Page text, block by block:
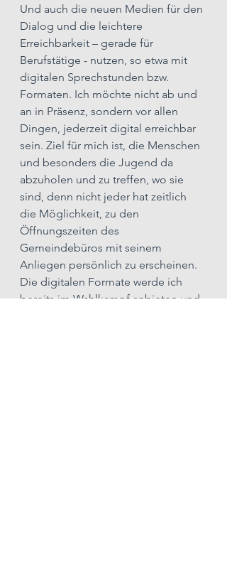
Und auch die neuen Medien für den
Dialog und die leichtere
Erreichbarkeit – gerade für
Berufstätige - nutzen, so etwa mit
digitalen Sprechstunden bzw.
Formaten. Ich möchte nicht ab und
an in Präsenz, sondern vor allen
Dingen, jederzeit digital erreichbar
sein. Ziel für mich ist, die Menschen
und besonders die Jugend da
abzuholen und zu treffen, wo sie
sind, denn nicht jeder hat zeitlich
die Möglichkeit, zu den
Öffnungszeiten des
Gemeindebüros mit seinem
Anliegen persönlich zu erscheinen.
Die digitalen Formate werde ich
bereits im Wahlkampf anbieten und